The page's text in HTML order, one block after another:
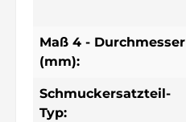
Maß 4 - Durchmesser
(mm):
Schmuckersatzteil-
Typ: